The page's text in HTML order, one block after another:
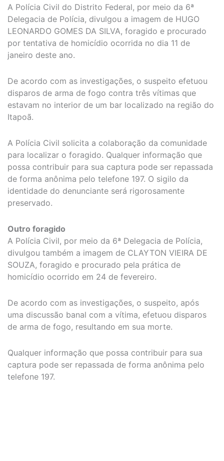
A Polícia Civil do Distrito Federal, por meio da 6ª
Delegacia de Polícia, divulgou a imagem de HUGO
LEONARDO GOMES DA SILVA, foragido e procurado
por tentativa de homicídio ocorrida no dia 11 de
janeiro deste ano.
De acordo com as investigações, o suspeito efetuou
disparos de arma de fogo contra três vítimas que
estavam no interior de um bar localizado na região do
Itapoã.
A Polícia Civil solicita a colaboração da comunidade
para localizar o foragido. Qualquer informação que
possa contribuir para sua captura pode ser repassada
de forma anônima pelo telefone 197. O sigilo da
identidade do denunciante será rigorosamente
preservado.
Outro foragido
A Polícia Civil, por meio da 6ª Delegacia de Polícia,
divulgou também a imagem de CLAYTON VIEIRA DE
SOUZA, foragido e procurado pela prática de
homicídio ocorrido em 24 de fevereiro.
De acordo com as investigações, o suspeito, após
uma discussão banal com a vítima, efetuou disparos
de arma de fogo, resultando em sua morte.
Qualquer informação que possa contribuir para sua
captura pode ser repassada de forma anônima pelo
telefone 197.